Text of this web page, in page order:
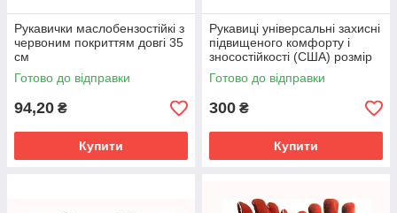
Рукавички маслобензостійкі з
червоним покриттям довгі 35
см
Готово до відправки
94,20 ₴
Купити
Рукавиці універсальні захисні
підвищеного комфорту і
зносостійкості (США) розмір
9,5
Готово до відправки
300 ₴
Купити